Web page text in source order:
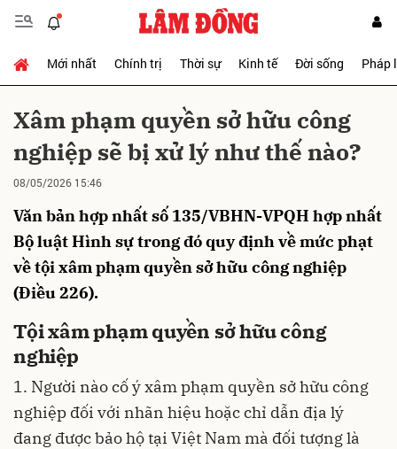
Mới nhất Chính trị Thời sự Kinh tế Đời sống Pháp
Xâm phạm quyền sở hữu công
nghiệp sẽ bị xử lý như thế nào?
08/05/2026 15:46
Văn bản hợp nhất số 135/VBHN-VPQH hợp nhất
Bộ luật Hình sự trong đó quy định về mức phạt
về tội xâm phạm quyền sở hữu công nghiệp
(Điều 226).
Tội xâm phạm quyền sở hữu công
nghiệp
1. Người nào cố ý xâm phạm quyền sở hữu công
nghiệp đối với nhãn hiệu hoặc chỉ dẫn địa lý
đang được bảo hộ tại Việt Nam mà đối tượng là
Gửi bình luận
Hủy Gửi